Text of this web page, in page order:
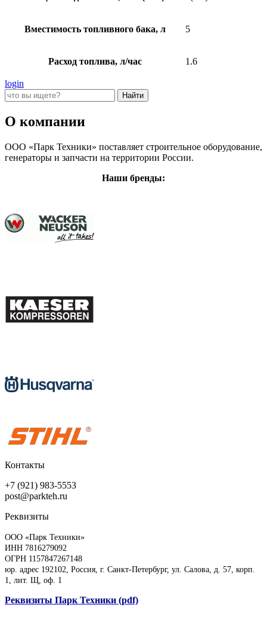
Вместимость топливного бака, л 5
Расход топлива, л/час 1.6
login
О компании
ООО «Парк Техники» поставляет строительное оборудование,
генераторы и запчасти на территории России.
Наши бренды:
Контакты
+7 (921) 983-5553
post@parkteh.ru
Реквизиты
ООО «Парк Техники»
ИНН 7816279092
ОГРН 1157847267148
юр. адрес 192102, Россия, г. Санкт-Петербург, ул. Салова, д. 57, корп.
1, лит. Щ, оф. 1
Реквизиты Парк Техники (pdf)